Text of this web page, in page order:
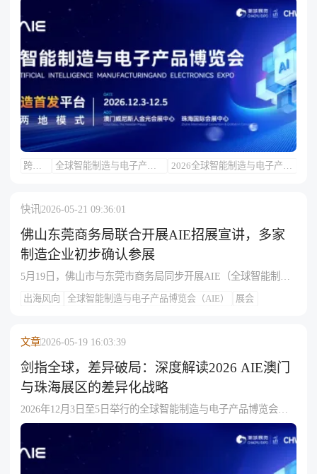
跨境
全球智能制造与电子产品
2026全球智能制造与电子产品
快讯2026-05-21 09:36:01
佛山东莞商务局联合开展AIE招展宣讲，多家
制造企业初步确认参展
5月19日，佛山市与东莞市商务局同步开展AIE（全球智能制造
与电子博览会）招展宣讲推介活动，采取“重点企业一对一邀约
+目标企业集中座谈”方式，分别由副局长李凯、科长陈志彬带
洋智能、慕思健康睡眠等多家当地重点制造企业，详细介绍展
会规划、参展流程及政策支持，推动参展意向落地，目前部分
企业已初步确认参展，活动将持续推进以扩大优质企业参与
度。
出海风向 全球智能制造与电子产品博览会（AIE） 展会
文章2026-05-19 16:03:39
剑指全球，差异破局：深度解读2026 AIE澳门
与珠海展区的差异化战略
2026年12月3日至5日举行的全球智能制造与电子产品博览会
（AIE）采用澳门、珠海“一展两地”模式，展览总面积7万㎡；
澳门1.8万㎡聚焦前沿科技展示、新品首发与高端论坛，主打“品
牌调性+技术浓度”，珠海5.2万㎡覆盖智能装备、出行、家居、
视听等全链条实体展示与供采对接，强调“商贸转化+订单落